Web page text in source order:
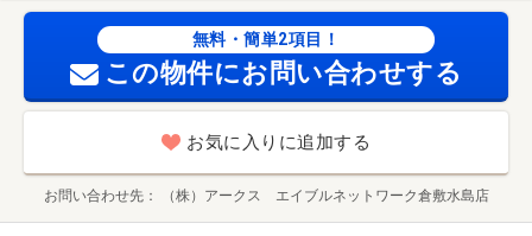
無料・簡単2項目！
この物件にお問い合わせする
お気に入りに追加する
お問い合わせ先 （株）アークス エイブルネットワーク倉敷水島店